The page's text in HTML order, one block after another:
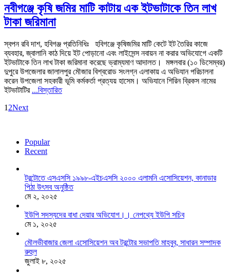
‎নবীগঞ্জে কৃষি জমির মাটি কাটায় এক ইটভাটাকে তিন লাখ
টাকা জরিমানা
‎স্বপন রবি দাশ, হবিগঞ্জ প্রতিনিধিঃ ‎ ‎ ‎হবিগঞ্জে কৃষিজমির মাটি কেটে ইট তৈরির কাজে
ব্যবহার, জ্বালানি কাঠ দিয়ে ইট পোড়ানো এবং লাইসেন্স নবায়ন না করার অভিযোগে একটি
ইটভাটাকে তিন লাখ টাকা জরিমানা করেছে ভ্রাম্যমাণ আদালত। ‎ ‎মঙ্গলবার (১০ ডিসেম্বর)
দুপুরে উপজেলার জালালপুর মৌজার বিশ্বরোড সংলগ্ন এলাকায় এ অভিযান পরিচালনা
করেন উপজেলা সহকারী ভূমি কর্মকর্তা প্রত্যয় হাসেম। অভিযানে শিরিন ব্রিকস নামের
ইটভাটাটির ...বিস্তারিত
1 2Next
Popular
Recent
টরন্টোতে এসএসসি ১৯৯৮-এইচএসসি ২০০০ এলামনি এসোসিয়েশন, কানাডার
পিঠা উৎসব অনুষ্ঠিত
মে ২, ২০২৫
ইউপি সদস্যদের বাধা দেয়ার অভিযোগ।। নেপথ্যে ইউপি সচিব
মে ১, ২০২৫
মৌলভীবাজার জেলা এসোসিয়েশন অব টরন্টোর সভাপতি মাহবুব, সাধারন সম্পাদক
রুহুল
জুলাই ৮, ২০২৫